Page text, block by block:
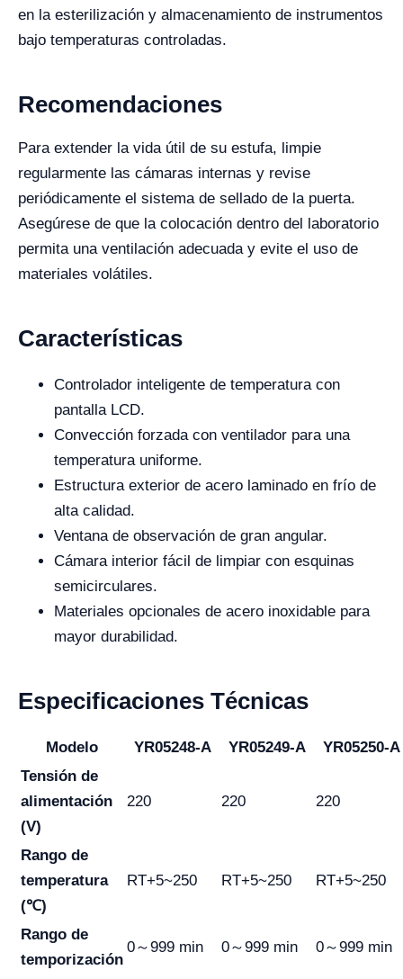
en la esterilización y almacenamiento de instrumentos
bajo temperaturas controladas.
Recomendaciones
Para extender la vida útil de su estufa, limpie
regularmente las cámaras internas y revise
periódicamente el sistema de sellado de la puerta.
Asegúrese de que la colocación dentro del laboratorio
permita una ventilación adecuada y evite el uso de
materiales volátiles.
Características
Controlador inteligente de temperatura con
pantalla LCD.
Convección forzada con ventilador para una
temperatura uniforme.
Estructura exterior de acero laminado en frío de
alta calidad.
Ventana de observación de gran angular.
Cámara interior fácil de limpiar con esquinas
semicirculares.
Materiales opcionales de acero inoxidable para
mayor durabilidad.
Especificaciones Técnicas
Modelo YR05248-A YR05249-A
YR05250-A
Tensión de
alimentación
(V)
220 220 220
Rango de
temperatura
(℃)
RT+5~250 RT+5~250 RT+5~250
Rango de
temporización
0～999 min 0～999 min 0～999 min